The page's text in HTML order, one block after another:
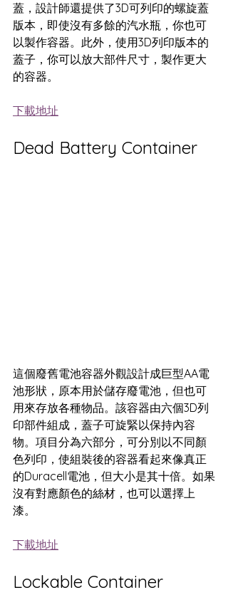
蓋，設計師還提供了3D可列印的螺旋蓋
版本，即使沒有多餘的汽水瓶，你也可
以製作容器。此外，使用3D列印版本的
蓋子，你可以放大部件尺寸，製作更大
的容器。
下載地址
Dead Battery Container
這個廢舊電池容器外觀設計成巨型AA電
池形狀，原本用於儲存廢電池，但也可
用來存放各種物品。該容器由六個3D列
印部件組成，蓋子可旋緊以保持內容
物。項目分為六部分，可分別以不同顏
色列印，使組裝後的容器看起來像真正
的Duracell電池，但大小是其十倍。如果
沒有對應顏色的絲材，也可以選擇上
漆。
下載地址
Lockable Container